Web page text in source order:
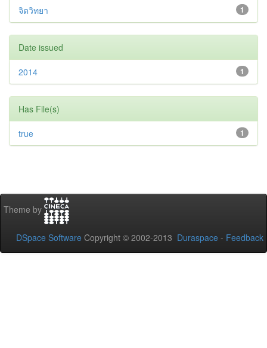
1
จิตวิทยา
Date issued
1
2014
Has File(s)
1
true
Theme by
DSpace Software Copyright © 2002-2013 Duraspace - Feedback